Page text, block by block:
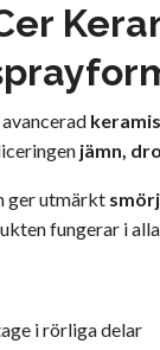
avancerad
jämn,
ger utmärkt
fungerar i
i rörliga delar